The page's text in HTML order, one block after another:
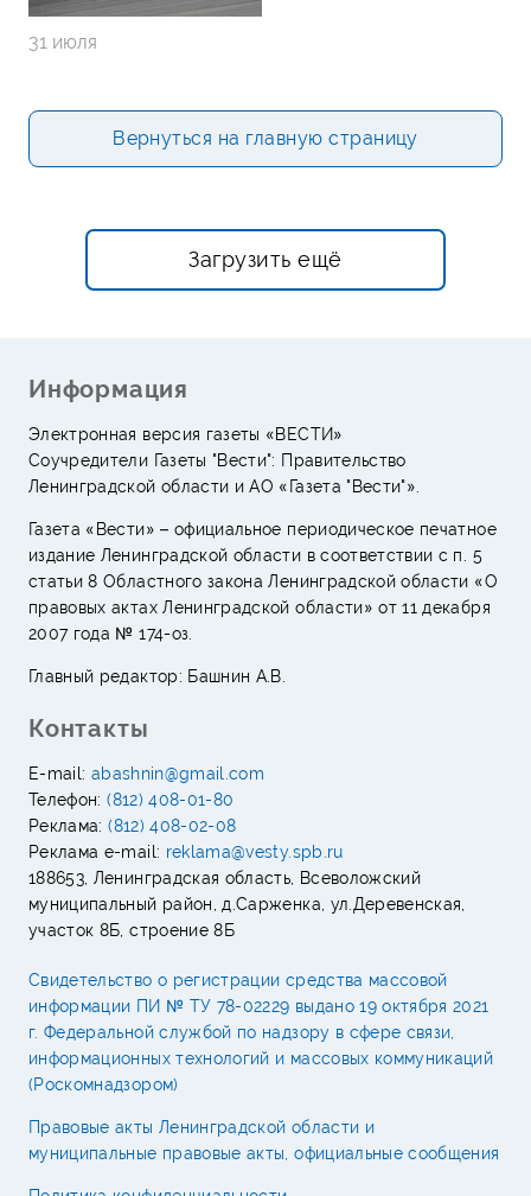
31 июля
Вернуться на главную страницу
Загрузить ещё
Информация
Электронная версия газеты «ВЕСТИ»
Соучредители Газеты "Вести": Правительство
Ленинградской области и АО «Газета "Вести"».
Газета «Вести» – официальное периодическое печатное
издание Ленинградской области в соответствии с п. 5
статьи 8 Областного закона Ленинградской области «О
правовых актах Ленинградской области» от 11 декабря
2007 года № 174-оз.
Главный редактор: Башнин А.В.
Контакты
E-mail: abashnin@gmail.com
Телефон:(812) 408-01-80
Реклама:(812) 408-02-08
Реклама e-mail: reklama@vesty.spb.ru
188653, Ленинградская область, Всеволожский
муниципальный район, д.Сарженка, ул.Деревенская,
участок 8Б, строение 8Б
Свидетельство о регистрации средства массовой
информации ПИ № ТУ 78-02229 выдано 19 октября 2021
г. Федеральной службой по надзору в сфере связи,
информационных технологий и массовых коммуникаций
(Роскомнадзором)
Правовые акты Ленинградской области и
муниципальные правовые акты, официальные сообщения